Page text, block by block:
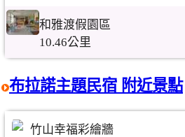
和雅渡假園區
10.46公里
布拉諾主題民宿 附近景點
竹山幸福彩繪牆